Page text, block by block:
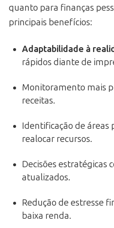
quanto para finanças
principais benefícios:
Adaptabilidade à
rápidos diante de
Monitoramento mais
receitas.
Identificação de áreas
realocar recursos.
Decisões estratégicas
atualizados.
Redução de estresse
baixa renda.